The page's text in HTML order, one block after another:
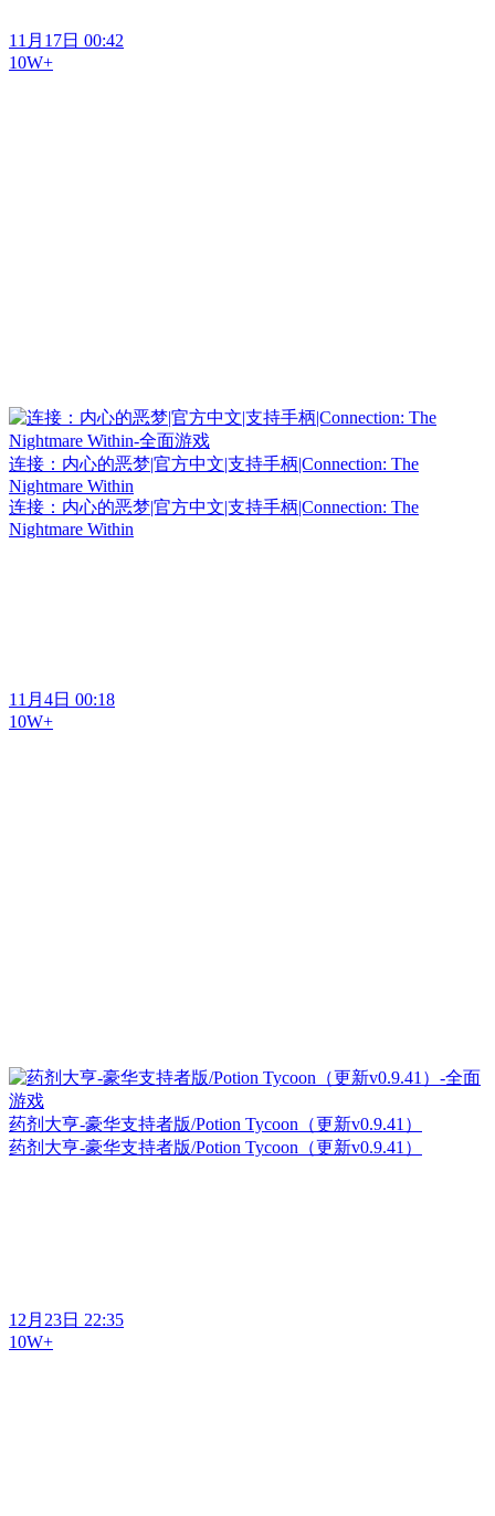
11月17日 00:42
10W+
连接：内心的恶梦|官方中文|支持手柄|Connection: The
Nightmare Within
连接：内心的恶梦|官方中文|支持手柄|Connection: The
Nightmare Within
11月4日 00:18
10W+
药剂大亨-豪华支持者版/Potion Tycoon（更新v0.9.41）
药剂大亨-豪华支持者版/Potion Tycoon（更新v0.9.41）
12月23日 22:35
10W+